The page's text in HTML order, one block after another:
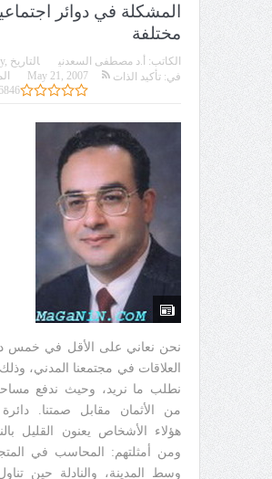
المشكلة في دوائر
مختلفة
الكاتب: أ.د مصطفى السعدني التاريخ
May 21, 2007
في: تأكيد الذات
نحن نعاني على الأقل في خمس
العلاقات في مجتمعنا المدني، وذلك
نطلب ما نريد، وحيث ندفع
من الأثمان مقابل صمتنا. دائرة
هؤلاء الأشخاص يعنون القليل
ومن أمثلتهم: المحاسب في
وسط المدينة، والنادلة حين